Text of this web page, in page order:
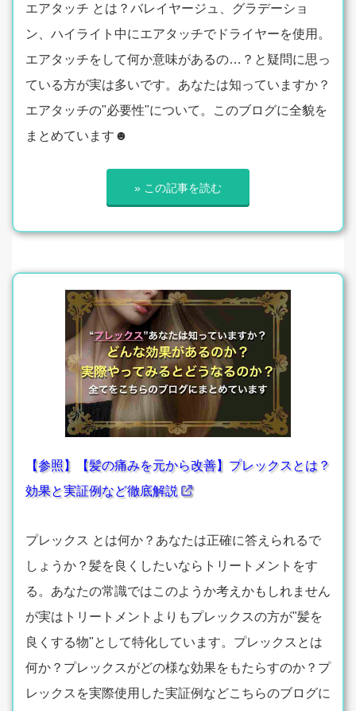
エアタッチ とは？バレイヤージュ、グラデーショ
ン、ハイライト中にエアタッチでドライヤーを使用。
エアタッチをして何か意味があるの…？と疑問に思っ
ている方が実は多いです。あなたは知っていますか？
エアタッチの"必要性"について。このブログに全貌を
まとめています☻
» この記事を読む
【参照】【髪の痛みを元から改善】プレックスとは？
効果と実証例など徹底解説
プレックス とは何か？あなたは正確に答えられるで
しょうか？髪を良くしたいならトリートメントをす
る。あなたの常識ではこのようか考えかもしれません
が実はトリートメントよりもプレックスの方が"髪を
良くする物"として特化しています。プレックスとは
何か？プレックスがどの様な効果をもたらすのか？プ
レックスを実際使用した実証例などこちらのブログに